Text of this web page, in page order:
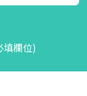
填欄位)